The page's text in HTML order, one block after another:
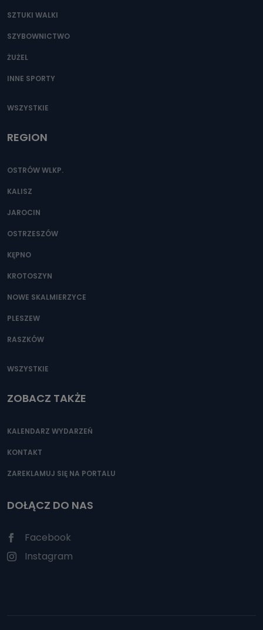
SZTUKI WALKI
SZYBOWNICTWO
ŻUŻEL
INNE SPORTY
WSZYSTKIE
REGION
OSTRÓW WLKP.
KALISZ
JAROCIN
OSTRZESZÓW
KĘPNO
KROTOSZYN
NOWE SKALMIERZYCE
PLESZEW
RASZKÓW
WSZYSTKIE
ZOBACZ TAKŻE
KALENDARZ WYDARZEŃ
KONTAKT
ZAREKLAMUJ SIĘ NA PORTALU
DOŁĄCZ DO NAS
Facebook
Instagram